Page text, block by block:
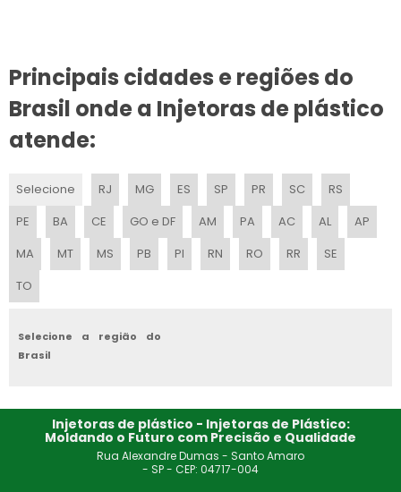
FABRICANTE DE MINI INJETORA DE PLÁSTICO VERTICAL
INJETORA VERTICAL
MAQUINA DE FAZER PEÇAS DE PLÁSTICO
MINI INJETORA DE PLÁSTICO GRANULADO
INJETORAS DE POLIURETANO
INJETORA HIDRÁULICA
MINI INJETORA DE PLÁSTICO VERTICAL
INJETORA DE PU
MÁQUINA DE INJEÇÃO PLÁSTICA
Principais cidades e regiões do
Brasil onde a Injetoras de plástico
atende:
Selecione RJ MG ES SP PR SC
RS
PE
BA CE GO e DF AM PA AC AL
AP
MA
MT MS PB PI RN RO RR
SE
TO
Selecione a região do
Brasil
Injetoras de plástico - Injetoras de Plástico:
Moldando o Futuro com Precisão e Qualidade
Rua Alexandre Dumas - Santo Amaro
- SP - CEP: 04717-004